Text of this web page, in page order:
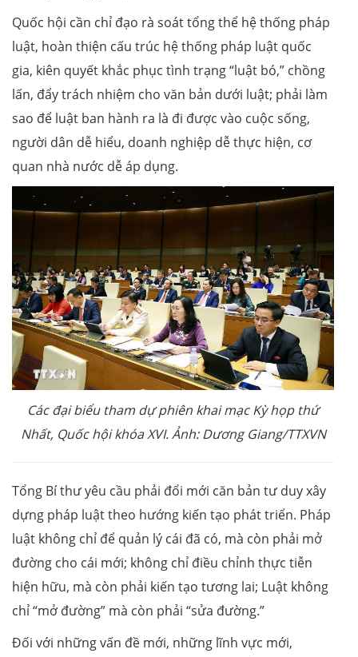
Quốc hội cần chỉ đạo rà soát tổng thể hệ thống pháp
luật, hoàn thiện cấu trúc hệ thống pháp luật quốc
gia, kiên quyết khắc phục tình trạng “luật bó,” chồng
lấn, đẩy trách nhiệm cho văn bản dưới luật; phải làm
sao để luật ban hành ra là đi được vào cuộc sống,
người dân dễ hiểu, doanh nghiệp dễ thực hiện, cơ
quan nhà nước dễ áp dụng.
Các đại biểu tham dự phiên khai mạc Kỳ họp thứ
Nhất, Quốc hội khóa XVI. Ảnh: Dương Giang/TTXVN
Tổng Bí thư yêu cầu phải đổi mới căn bản tư duy xây
dựng pháp luật theo hướng kiến tạo phát triển. Pháp
luật không chỉ để quản lý cái đã có, mà còn phải mở
đường cho cái mới; không chỉ điều chỉnh thực tiễn
hiện hữu, mà còn phải kiến tạo tương lai; Luật không
chỉ “mở đường” mà còn phải “sửa đường.”
Đối với những vấn đề mới, những lĩnh vực mới,